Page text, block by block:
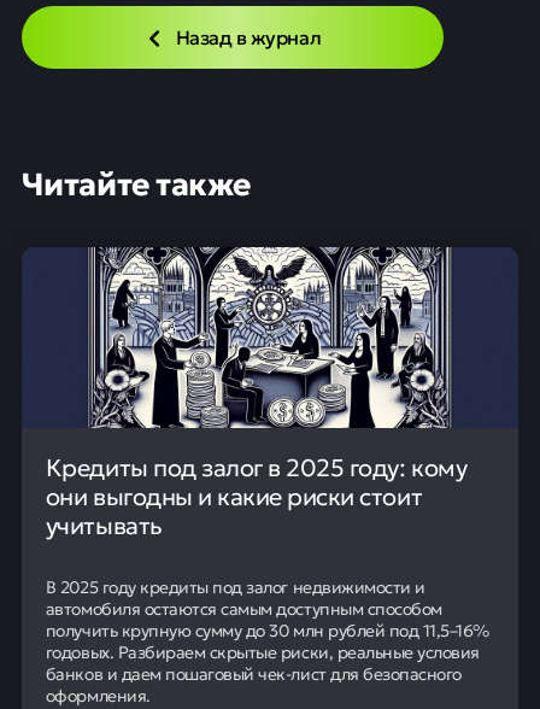
Назад в журнал
Читайте также
Кредиты под залог в 2025 году: кому
они выгодны и какие риски стоит
учитывать
В 2025 году кредиты под залог недвижимости и
автомобиля остаются самым доступным способом
получить крупную сумму до 30 млн рублей под 11,5–16%
годовых. Разбираем скрытые риски, реальные условия
банков и даем пошаговый чек-лист для безопасного
оформления.